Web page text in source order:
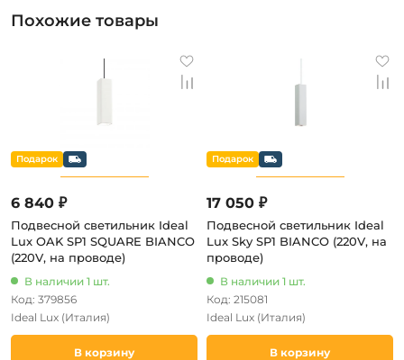
Похожие товары
6 840 ₽
Подвесной светильник Ideal
Lux OAK SP1 SQUARE BIANCO
(220V, на проводе)
В наличии 1 шт.
Код: 379856
Ideal Lux (Италия)
В корзину
17 050 ₽
Подвесной светильник Ideal
Lux Sky SP1 BIANCO (220V, на
проводе)
В наличии 1 шт.
Код: 215081
Ideal Lux (Италия)
В корзину